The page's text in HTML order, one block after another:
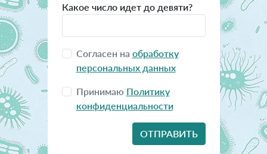
Какое число идет до девяти?
Согласен на обработку
персональных данных
Принимаю Политику
конфиденциальности